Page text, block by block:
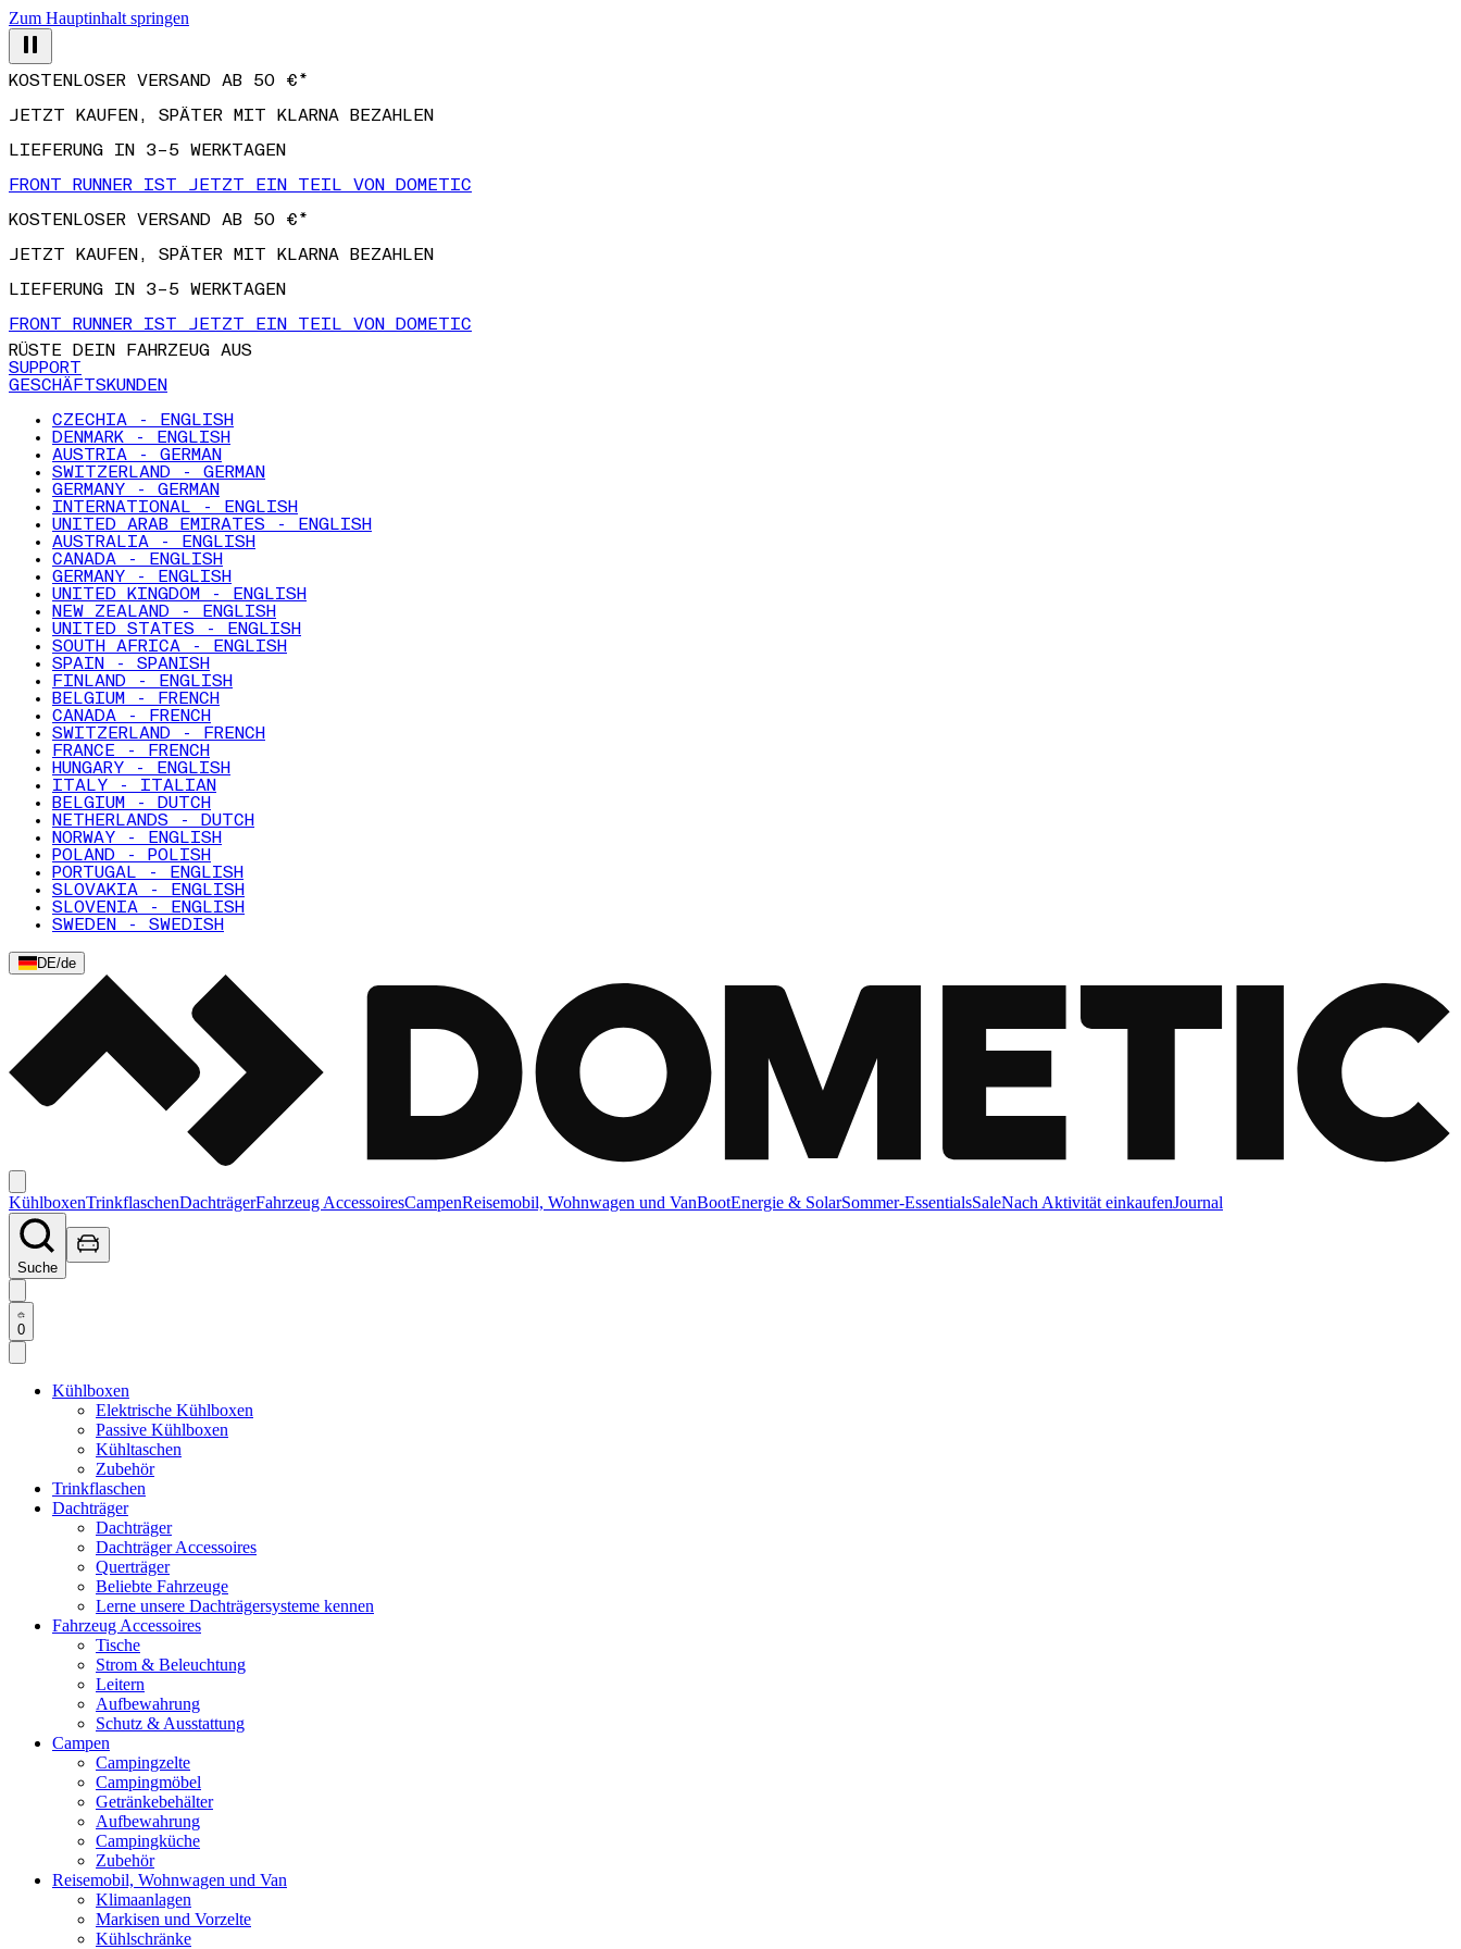
Zum Hauptinhalt springen
KOSTENLOSER VERSAND AB 50 €*
JETZT KAUFEN, SPÄTER MIT KLARNA BEZAHLEN
LIEFERUNG IN 3–5 WERKTAGEN
FRONT RUNNER IST JETZT EIN TEIL VON DOMETIC
KOSTENLOSER VERSAND AB 50 €*
JETZT KAUFEN, SPÄTER MIT KLARNA BEZAHLEN
LIEFERUNG IN 3–5 WERKTAGEN
FRONT RUNNER IST JETZT EIN TEIL VON DOMETIC
RÜSTE DEIN FAHRZEUG AUS
SUPPORT
GESCHÄFTSKUNDEN
CZECHIA - ENGLISH
DENMARK - ENGLISH
AUSTRIA - GERMAN
SWITZERLAND - GERMAN
GERMANY - GERMAN
INTERNATIONAL - ENGLISH
UNITED ARAB EMIRATES - ENGLISH
AUSTRALIA - ENGLISH
CANADA - ENGLISH
GERMANY - ENGLISH
UNITED KINGDOM - ENGLISH
NEW ZEALAND - ENGLISH
UNITED STATES - ENGLISH
SOUTH AFRICA - ENGLISH
SPAIN - SPANISH
FINLAND - ENGLISH
BELGIUM - FRENCH
CANADA - FRENCH
SWITZERLAND - FRENCH
FRANCE - FRENCH
HUNGARY - ENGLISH
ITALY - ITALIAN
BELGIUM - DUTCH
NETHERLANDS - DUTCH
NORWAY - ENGLISH
POLAND - POLISH
PORTUGAL - ENGLISH
SLOVAKIA - ENGLISH
SLOVENIA - ENGLISH
SWEDEN - SWEDISH
DE/de
KühlboxenTrinkflaschenDachträgerFahrzeug AccessoiresCampenReisemobil, Wohnwagen und VanBootEnergie & SolarSommer-EssentialsSaleNach Aktivität einkaufenJournal
Suche
0
Kühlboxen
Elektrische Kühlboxen
Passive Kühlboxen
Kühltaschen
Zubehör
Trinkflaschen
Dachträger
Dachträger
Dachträger Accessoires
Querträger
Beliebte Fahrzeuge
Lerne unsere Dachträgersysteme kennen
Fahrzeug Accessoires
Tische
Strom & Beleuchtung
Leitern
Aufbewahrung
Schutz & Ausstattung
Campen
Campingzelte
Campingmöbel
Getränkebehälter
Aufbewahrung
Campingküche
Zubehör
Reisemobil, Wohnwagen und Van
Klimaanlagen
Markisen und Vorzelte
Kühlschränke